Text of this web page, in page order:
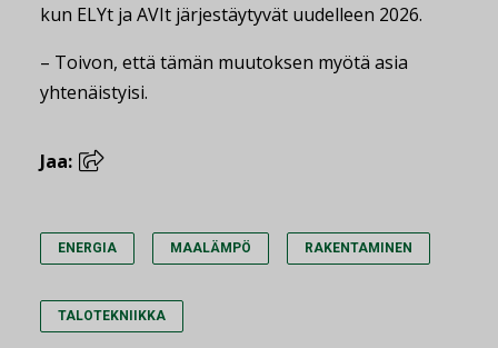
kun ELYt ja AVIt järjestäytyvät uudelleen 2026.
– Toivon, että tämän muutoksen myötä asia
yhtenäistyisi.
Jaa:
ENERGIA MAALÄMPÖ RAKENTAMINEN
TALOTEKNIIKKA